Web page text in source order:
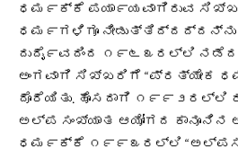
ಧಮ೯ಕ್ಕೆ ಪಯಾ೯ಯವಾಗಿರುವ
ಧಮ೯ಗಳಿಗೂ
ದುದೈ೯ವದಿಂದ ೧೯೬೩ರಲ್ಲಿ ನಡೆದ
ಅಂಗವಾಗಿ ಸಿಖ್ಖರಿಗೆ “ಪ್ರತ್ಯೇಕ
ದೊರೆಯಿತು. ಹೊಸದಾಗಿ ೧೯೯೨ರಲ್ಲಿ
ಅಲ್ಪ ಸಂಖ್ಯಾತ ಆಯೋಗದ
ಧಮ೯ಕ್ಕೆ ೧೯೯೩ರಲ್ಲಿ